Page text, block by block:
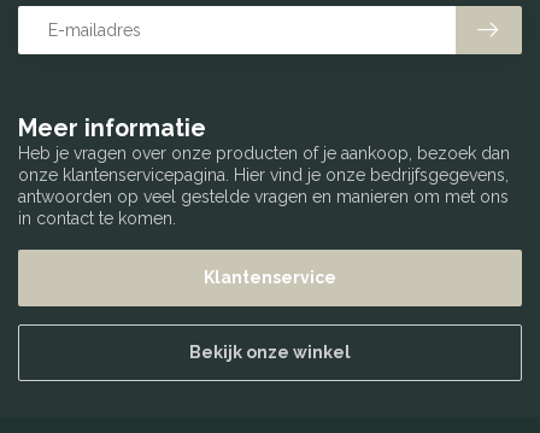
Meer informatie
Heb je vragen over onze producten of je aankoop, bezoek dan
onze klantenservicepagina. Hier vind je onze bedrijfsgegevens,
antwoorden op veel gestelde vragen en manieren om met ons
in contact te komen.
Klantenservice
Bekijk onze winkel